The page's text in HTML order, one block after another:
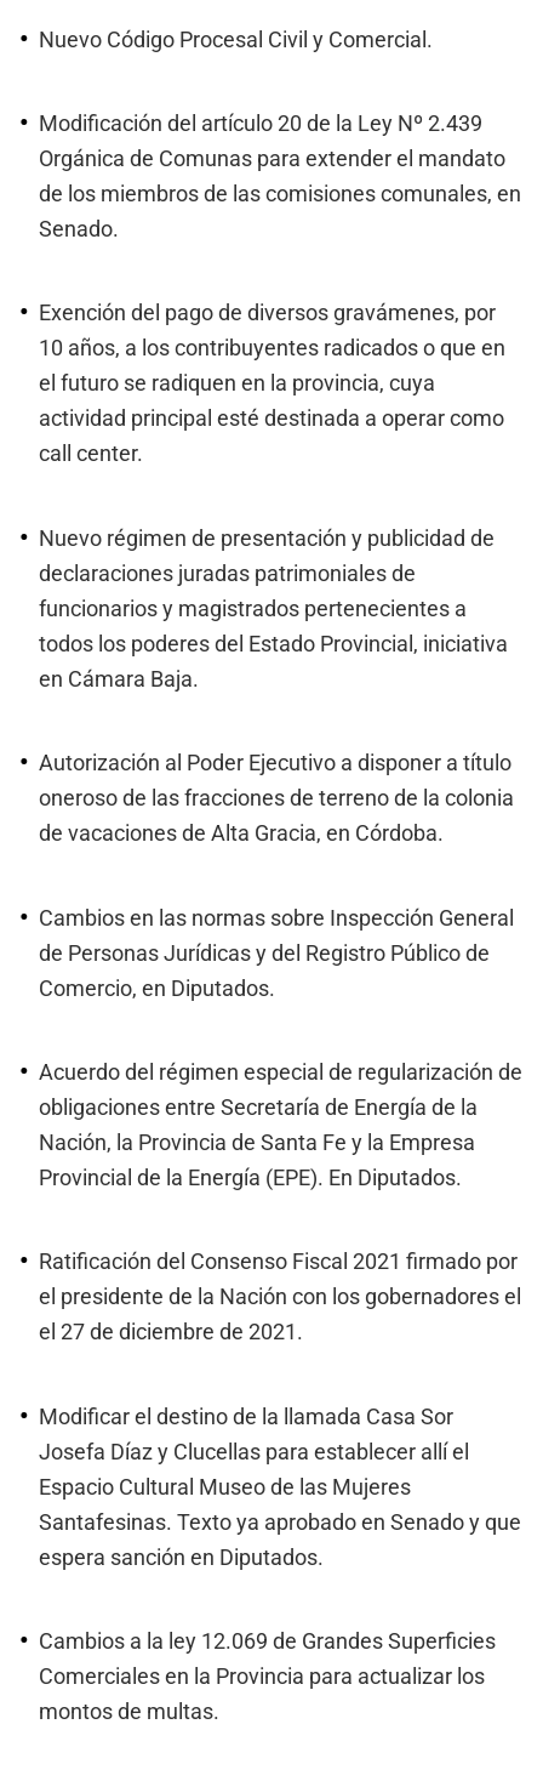
Nuevo Código Procesal Civil y Comercial.
Modificación del artículo 20 de la Ley Nº 2.439
Orgánica de Comunas para extender el mandato
de los miembros de las comisiones comunales, en
Senado.
Exención del pago de diversos gravámenes, por
10 años, a los contribuyentes radicados o que en
el futuro se radiquen en la provincia, cuya
actividad principal esté destinada a operar como
call center.
Nuevo régimen de presentación y publicidad de
declaraciones juradas patrimoniales de
funcionarios y magistrados pertenecientes a
todos los poderes del Estado Provincial, iniciativa
en Cámara Baja.
Autorización al Poder Ejecutivo a disponer a título
oneroso de las fracciones de terreno de la colonia
de vacaciones de Alta Gracia, en Córdoba.
Cambios en las normas sobre Inspección General
de Personas Jurídicas y del Registro Público de
Comercio, en Diputados.
Acuerdo del régimen especial de regularización de
obligaciones entre Secretaría de Energía de la
Nación, la Provincia de Santa Fe y la Empresa
Provincial de la Energía (EPE). En Diputados.
Ratificación del Consenso Fiscal 2021 firmado por
el presidente de la Nación con los gobernadores el
el 27 de diciembre de 2021.
Modificar el destino de la llamada Casa Sor
Josefa Díaz y Clucellas para establecer allí el
Espacio Cultural Museo de las Mujeres
Santafesinas. Texto ya aprobado en Senado y que
espera sanción en Diputados.
Cambios a la ley 12.069 de Grandes Superficies
Comerciales en la Provincia para actualizar los
montos de multas.